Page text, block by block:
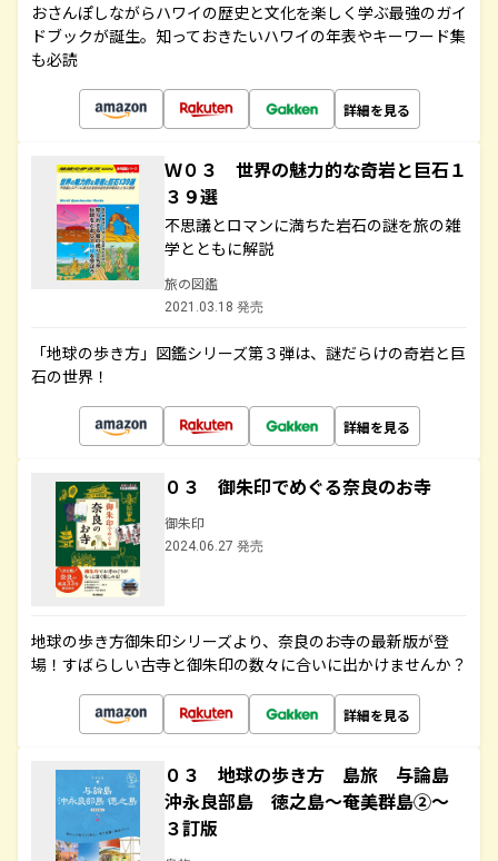
おさんぽしながらハワイの歴史と文化を楽しく学ぶ最強のガイ
ドブックが誕生。知っておきたいハワイの年表やキーワード集
も必読
詳細を見る
Ｗ０３ 世界の魅力的な奇岩と巨石１
３９選
不思議とロマンに満ちた岩石の謎を旅の雑
学とともに解説
旅の図鑑
2021.03.18 発売
「地球の歩き方」図鑑シリーズ第３弾は、謎だらけの奇岩と巨
石の世界！
詳細を見る
０３ 御朱印でめぐる奈良のお寺
御朱印
2024.06.27 発売
地球の歩き方御朱印シリーズより、奈良のお寺の最新版が登
場！すばらしい古寺と御朱印の数々に合いに出かけませんか？
詳細を見る
０３ 地球の歩き方 島旅 与論島
沖永良部島 徳之島～奄美群島②～
３訂版